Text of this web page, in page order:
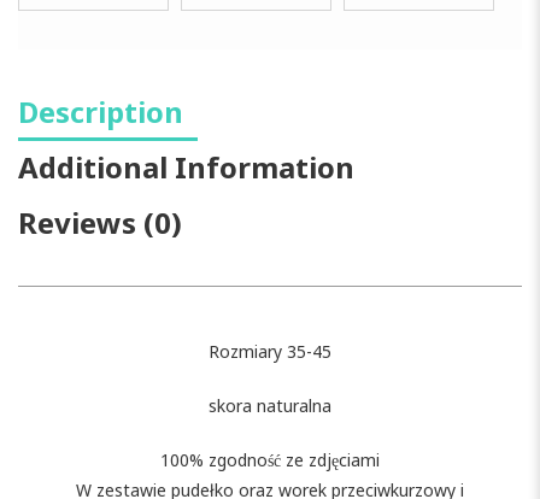
Description
Additional Information
Reviews (0)
Rozmiary 35-45
skora naturalna
100% zgodność ze zdjęciami
W zestawie pudełko oraz worek przeciwkurzowy i